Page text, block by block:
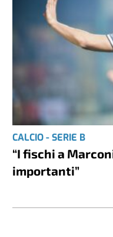
CALCIO - SERIE B
“I fischi a
importanti”